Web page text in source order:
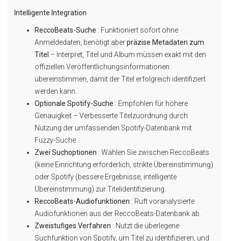
Intelligente Integration
ReccoBeats-Suche : Funktioniert sofort ohne
Anmeldedaten, benötigt aberpräzise Metadaten zum
Titel – Interpret, Titel und Album müssen exakt mit den
offiziellen Veröffentlichungsinformationen
übereinstimmen, damit der Titel erfolgreich identifiziert
werden kann.
Optionale Spotify-Suche : Empfohlen für höhere
Genauigkeit – Verbesserte Titelzuordnung durch
Nutzung der umfassenden Spotify-Datenbank mit
Fuzzy-Suche
Zwei Suchoptionen : Wählen Sie zwischen ReccoBeats
(keine Einrichtung erforderlich, strikte Übereinstimmung)
oder Spotify (bessere Ergebnisse, intelligente
Übereinstimmung) zur Titelidentifizierung.
ReccoBeats-Audiofunktionen : Ruft voranalysierte
Audiofunktionen aus der ReccoBeats-Datenbank ab.
Zweistufiges Verfahren : Nutzt die überlegene
Suchfunktion von Spotify, um Titel zu identifizieren, und